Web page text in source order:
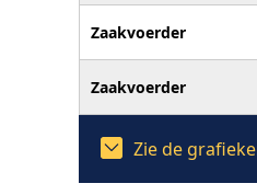
Zaakvoerder
Zaakvoerder
Zie de